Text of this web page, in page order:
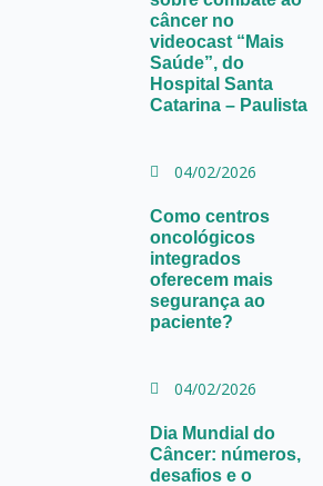
câncer no
videocast “Mais
Saúde”, do
Hospital Santa
Catarina – Paulista
04/02/2026
Como centros
oncológicos
integrados
oferecem mais
segurança ao
paciente?
04/02/2026
Dia Mundial do
Câncer: números,
desafios e o